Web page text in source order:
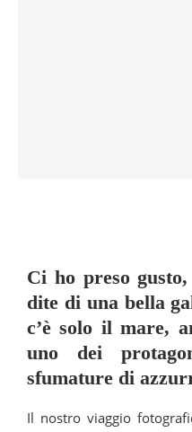
Ci ho preso
dite di una bella
c’è solo il mare,
uno dei
sfumature di
Il nostro viaggio